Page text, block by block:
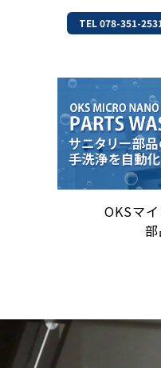
TEL 078-351-
OKSマ